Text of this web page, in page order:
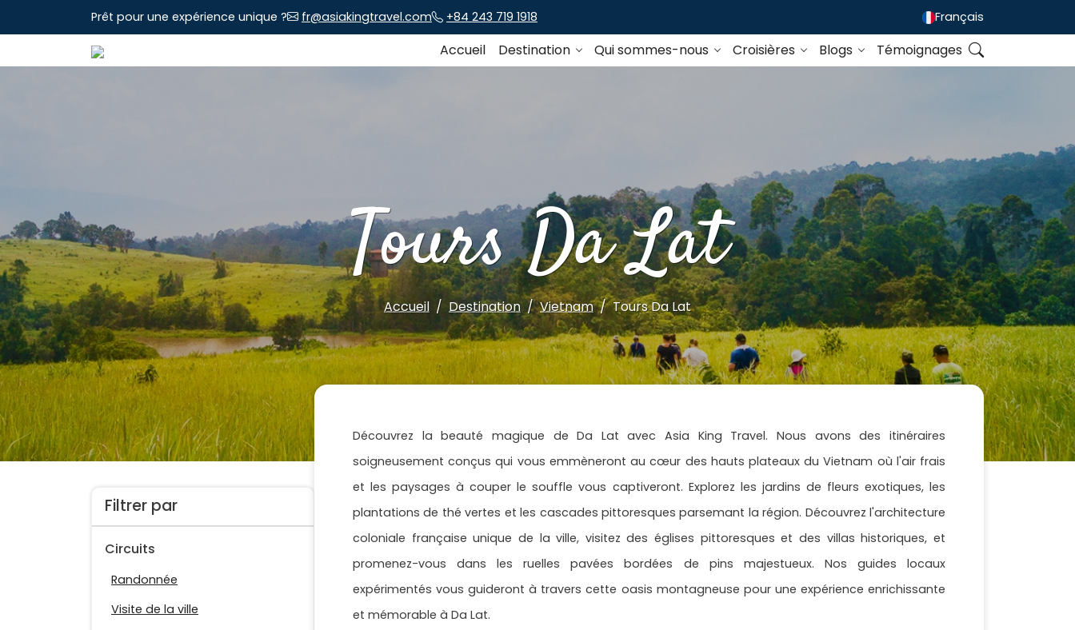
Prêt pour une expérience unique ? fr@asiakingtravel.com +84 243 719 1918 Français
Accueil Destination Qui sommes-nous Croisières Blogs Témoignages
Tours Da Lat
Accueil Destination Vietnam Tours Da Lat
Filtrer par
Circuits
Randonnée
Visite de la ville
Découvrez la beauté magique de Da Lat avec Asia King Travel. Nous avons des itinéraires
soigneusement conçus qui vous emmèneront au cœur des hauts plateaux du Vietnam où l'air frais
et les paysages à couper le souffle vous captiveront. Explorez les jardins de fleurs exotiques, les
plantations de thé vertes et les cascades pittoresques parsemant la région. Découvrez l'architecture
coloniale française unique de la ville, visitez des églises pittoresques et des villas historiques, et
promenez-vous dans les ruelles pavées bordées de pins majestueux. Nos guides locaux
expérimentés vous guideront à travers cette oasis montagneuse pour une expérience enrichissante
et mémorable à Da Lat.